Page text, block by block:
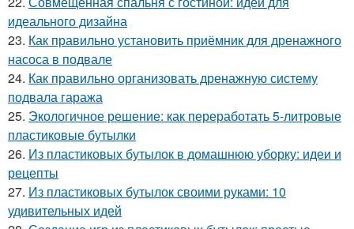
идеального дизайна
23. Как правильно установить приёмник для дренажного
насоса в подвале
24. Как правильно организовать дренажную систему
подвала гаража
25. Экологичное решение: как переработать 5-литровые
пластиковые бутылки
26. Из пластиковых бутылок в домашнюю уборку: идеи и
рецепты
27. Из пластиковых бутылок своими руками: 10
удивительных идей